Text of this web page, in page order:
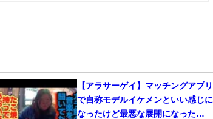
【アラサーゲイ】マッチングアプリ
で自称モデルイケメンといい感じに
なったけど最悪な展開になった…